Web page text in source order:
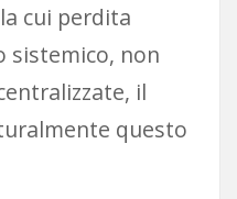
cui perdita
sistemico, non
il
questo